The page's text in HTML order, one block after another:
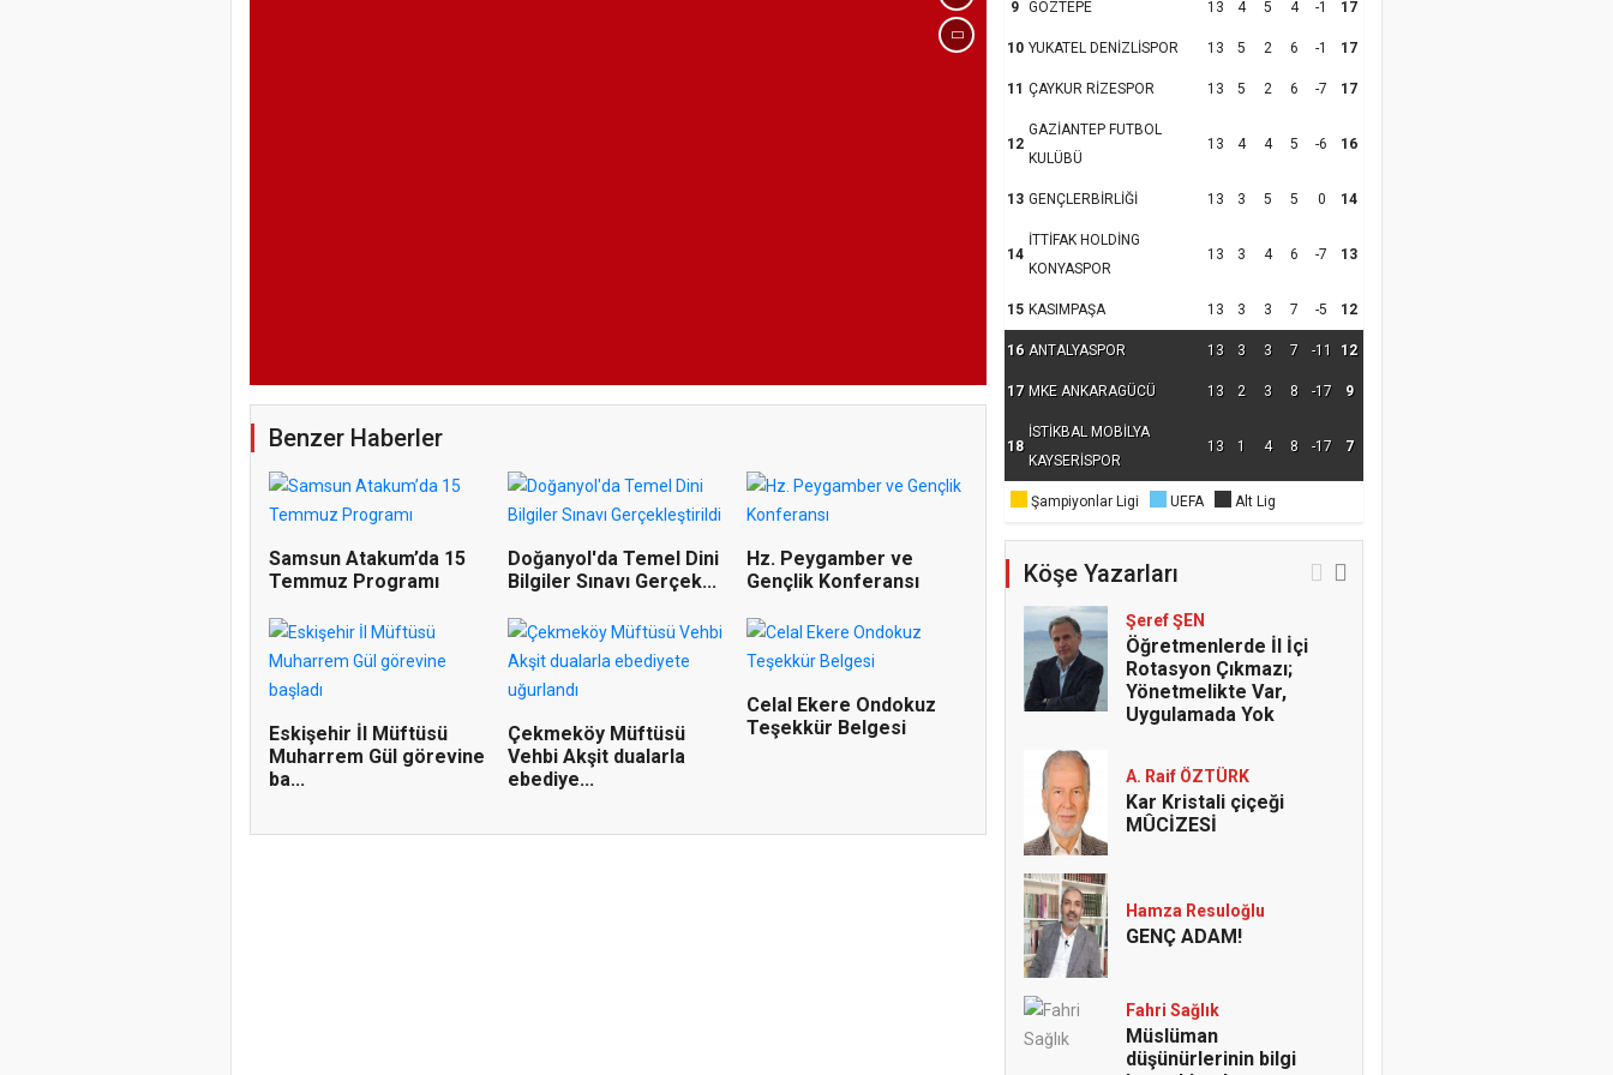
Benzer Haberler
Samsun Atakum’da 15
Temmuz Programı
Doğanyol'da Temel Dini
Bilgiler Sınavı Gerçek...
Hz. Peygamber ve
Gençlik Konferansı
Eskişehir İl Müftüsü
Muharrem Gül görevine
ba...
Çekmeköy Müftüsü
Vehbi Akşit dualarla
ebediye...
Celal Ekere Ondokuz
Teşekkür Belgesi
9 GÖZTEPE 13 4 5 4 -1 17
10 YUKATEL DENİZLİSPOR 13 5 2 6 -1 17
11 ÇAYKUR RİZESPOR 13 5 2 6 -7 17
12
GAZİANTEP FUTBOL
KULÜBÜ
13 4 4 5 -6 16
13 GENÇLERBİRLİĞİ 13 3 5 5 0 14
14
İTTİFAK HOLDİNG
KONYASPOR
13 3 4 6 -7 13
15 KASIMPAŞA 13 3 3 7 -5 12
16 ANTALYASPOR 13 3 3 7 -11 12
17 MKE ANKARAGÜCÜ 13 2 3 8 -17 9
18
İSTİKBAL MOBİLYA
KAYSERİSPOR
13 1 4 8 -17 7
Şampiyonlar Ligi UEFA Alt Lig
Köşe Yazarları
Şeref ŞEN
Öğretmenlerde İl İçi
Rotasyon Çıkmazı;
Yönetmelikte Var,
Uygulamada Yok
A. Raif ÖZTÜRK
Kar Kristali çiçeği
MÛCİZESİ
Hamza Resuloğlu
GENÇ ADAM!
Fahri Sağlık
Müslüman
düşünürlerinin bilgi